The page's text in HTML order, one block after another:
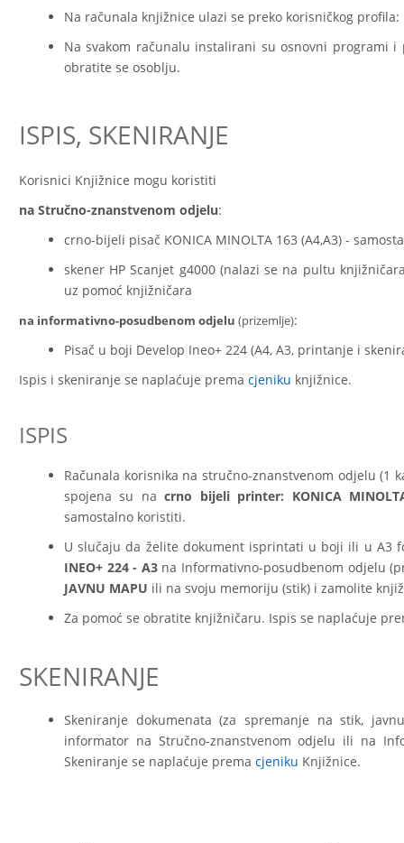
Na računala knjižnice ulazi se preko korisničkog profila:
Na svakom računalu instalirani su osnovni programi i
obratite se osoblju.
ISPIS, SKENIRANJE
Korisnici Knjižnice mogu koristiti
na Stručno-znanstvenom odjelu:
crno-bijeli pisač KONICA MINOLTA 163 (A4,A3) -
skener HP Scanjet g4000 (nalazi se na pultu
uz pomoć knjižničara
na informativno-posudbenom odjelu (prizemlje):
Pisač u boji Develop Ineo+ 224 (A4, A3, printanje i
Ispis i skeniranje se naplaćuje prema cjeniku knjižnice.
ISPIS
Računala korisnika na stručno-znanstvenom odjelu (1
spojena su nacrno bijeli printer: KONICA
samostalno koristiti.
U slučaju da želite dokument isprintati u boji ili u A3
INEO+ 224 - A3 na Informativno-posudbenom odjelu
JAVNU MAPU ili na svoju memoriju (stik) i zamolite
Za pomoć se obratite knjižničaru. Ispis se naplaćuje
SKENIRANJE
Skeniranje dokumenata (za spremanje na stik,
informator na Stručno-znanstvenom odjelu ili na
Skeniranje se naplaćuje prema cjeniku Knjižnice.